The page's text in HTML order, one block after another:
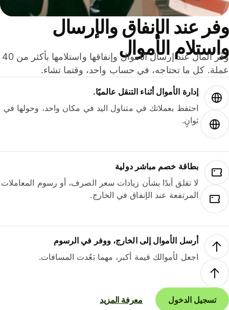
عند الإنفاق والإرسال
الأموال
وفّر المال عند إرسال الأموال وإنفاقها واستلامها بأكثر من 40
كل ما تحتاجه، في حساب واحد، وقتما تشاء.
إدارة الأموال أثناء التنقل عالميًا.
احتفظ بعملاتك في متناول اليد في مكان واحد، وحولها في
ثوانٍ.
بطاقة خصم مباشر دولية
لا تقلق أبدًا بشأن زيادات سعر الصرف، أو رسوم المعاملات
المرتفعة عند الإنفاق في الخارج.
أرسل الأموال إلى الخارج، ووفر في الرسوم
اجعل لأموالك قيمة أكبر، مهما بَعُدت المسافات.
تسجيل الدخول معرفة المزيد